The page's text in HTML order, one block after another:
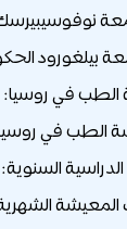
الطب في روسيا:
الطب في
السنوية:
الشهرية